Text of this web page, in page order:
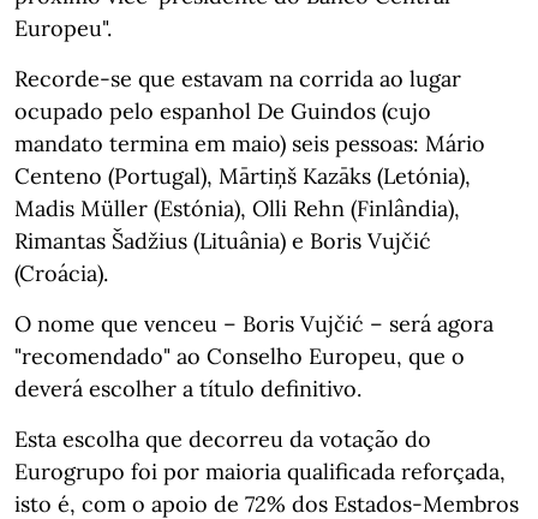
Europeu".
Recorde-se que estavam na corrida ao lugar
ocupado pelo espanhol De Guindos (cujo
mandato termina em maio) seis pessoas: Mário
Centeno (Portugal), Mārtiņš Kazāks (Letónia),
Madis Müller (Estónia), Olli Rehn (Finlândia),
Rimantas Šadžius (Lituânia) e Boris Vujčić
(Croácia).
O nome que venceu – Boris Vujčić – será agora
"recomendado" ao Conselho Europeu, que o
deverá escolher a título definitivo.
Esta escolha que decorreu da votação do
Eurogrupo foi por maioria qualificada reforçada,
isto é, com o apoio de 72% dos Estados-Membros